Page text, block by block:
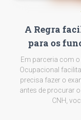
A Regra
para os
Em parceria com
Ocupacional
precisa fazer o
antes de procurar
CNH,